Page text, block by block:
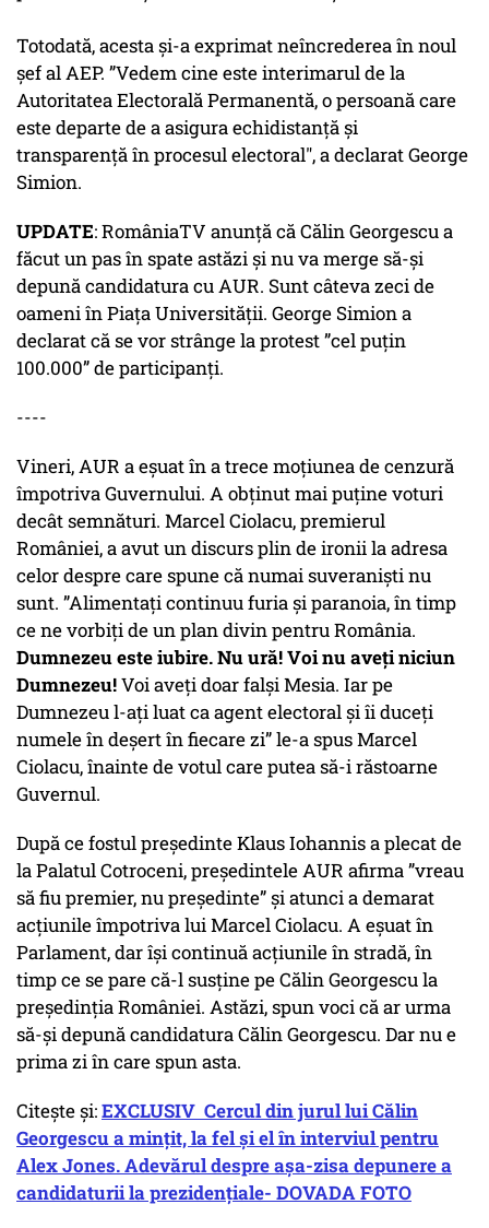
Totodată, acesta şi-a exprimat neîncrederea în noul
şef al AEP. ”Vedem cine este interimarul de la
Autoritatea Electorală Permanentă, o persoană care
este departe de a asigura echidistanţă şi
transparenţă în procesul electoral", a declarat George
Simion.
UPDATE: RomâniaTV anunță că Călin Georgescu a
făcut un pas în spate astăzi și nu va merge să-și
depună candidatura cu AUR. Sunt câteva zeci de
oameni în Piața Universității. George Simion a
declarat că se vor strânge la protest ”cel puțin
100.000” de participanți.
----
Vineri, AUR a eșuat în a trece moțiunea de cenzură
împotriva Guvernului. A obținut mai puține voturi
decât semnături. Marcel Ciolacu, premierul
României, a avut un discurs plin de ironii la adresa
celor despre care spune că numai suveraniști nu
sunt. ”Alimentaţi continuu furia şi paranoia, în timp
ce ne vorbiţi de un plan divin pentru România.
Dumnezeu este iubire. Nu ură! Voi nu aveţi niciun
Dumnezeu!Voi aveţi doar falşi Mesia. Iar pe
Dumnezeu l-aţi luat ca agent electoral şi îi duceţi
numele în deşert în fiecare zi” le-a spus Marcel
Ciolacu, înainte de votul care putea să-i răstoarne
Guvernul.
După ce fostul președinte Klaus Iohannis a plecat de
la Palatul Cotroceni, președintele AUR afirma ”vreau
să fiu premier, nu președinte” și atunci a demarat
acțiunile împotriva lui Marcel Ciolacu. A eșuat în
Parlament, dar își continuă acțiunile în stradă, în
timp ce se pare că-l susține pe Călin Georgescu la
președinția României. Astăzi, spun voci că ar urma
să-și depună candidatura Călin Georgescu. Dar nu e
prima zi în care spun asta.
Citește și:EXCLUSIV Cercul din jurul lui Călin
Georgescu a mințit, la fel și el în interviul pentru
Alex Jones. Adevărul despre așa-zisa depunere a
candidaturii la prezidențiale- DOVADA FOTO